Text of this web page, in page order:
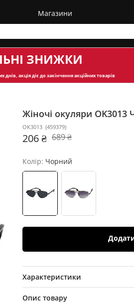
Магазини
ЗНИЖКИ
днів, акція діє до закінчення акційних товарів
Жіночі окуляри OK3013
OK3013 (459379)
206 ₴ 689 ₴
Колір: Чорний
Характеристики
Опис товару